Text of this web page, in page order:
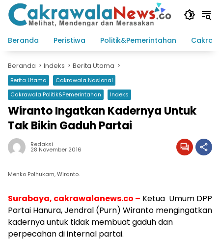
Langsung
konten
Beranda
Peristiwa Politik&Pemerintahan
Beranda Indeks Berita Utama
Berita Utama
Cakrawala Nasional
Cakrawala Politik&Pemerintahan
Indeks
Wiranto Ingatkan Kadernya Untuk
Tak Bikin Gaduh Partai
Redaksi
28 November 2016
Menko Polhukam, Wiranto.
Surabaya, cakrawalanews.co – Ketua Umum DPP
Partai Hanura, Jendral (Purn) Wiranto mengingatkan
kadernya untuk tidak membuat gaduh dan
perpecahan di internal partai.